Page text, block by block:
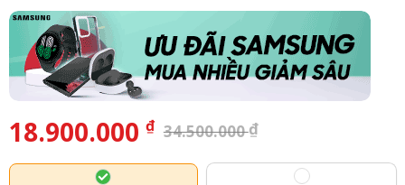
18.900.000 ₫ 34.500.000₫